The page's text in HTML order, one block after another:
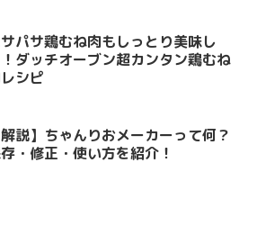
パサ鶏むね肉もしっとり美味し
ダッチオーブン超カンタン鶏むね
シピ
解説】ちゃんりおメーカーって何？
・修正・使い方を紹介！